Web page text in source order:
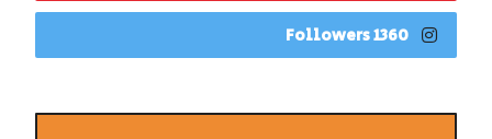
1360 Followers